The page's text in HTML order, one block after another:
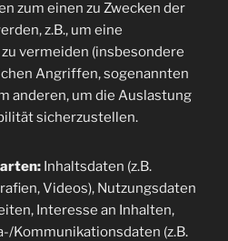
zum einen zu Zwecken der
z.B., um eine
vermeiden (insbesondere
Angriffen, sogenannten
anderen, um die Auslastung
sicherzustellen.
Inhaltsdaten (z.B.
Videos), Nutzungsdaten
Interesse an Inhalten,
Kommunikationsdaten (z.B.